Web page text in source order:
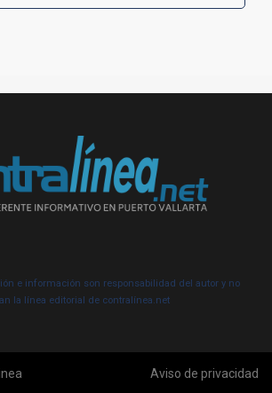
e información son responsabilidad del autor y no
la línea editorial de contralínea.net
Aviso de privacidad